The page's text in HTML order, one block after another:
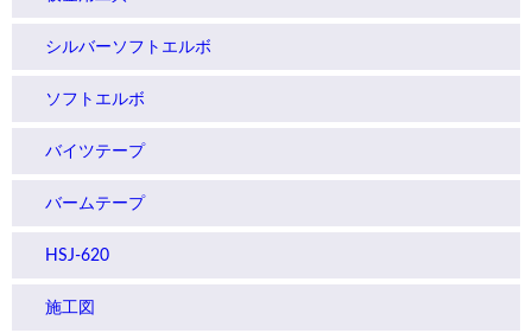
シルバーソフトエルボ
ソフトエルボ
バイツテープ
バームテープ
HSJ-620
施工図